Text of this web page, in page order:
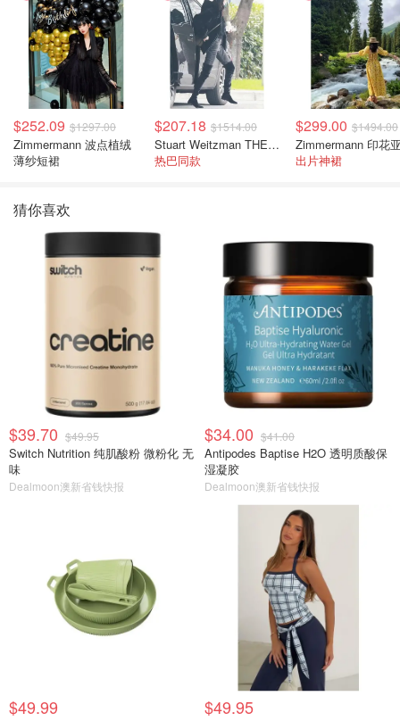
$252.09 $1297.00
Zimmermann 波点植绒
薄纱短裙
$207.18 $1514.00
Stuart Weitzman THE OUTNET 麂皮过膝靴 黑色
热巴同款
$299.00 $1494.00
出片神裙
猜你喜欢
$39.70 $49.95
Switch Nutrition 纯肌酸粉 微粉化 无
味
Dealmoon澳新省钱快报
$34.00 $41.00
Antipodes Baptise H2O 透明质酸保
湿凝胶
Dealmoon澳新省钱快报
$49.99 $49.95